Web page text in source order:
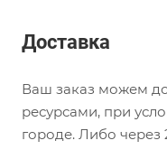
Доставка
Ваш заказ можем
ресурсами, при
городе. Либо через